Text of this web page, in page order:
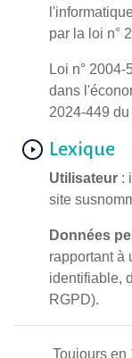
par la loi n°
Loi n°
dans
2024-449
Lexique
Utilisateur :
site
Données
rapportant à
identifiable,
RGPD).
Toujours en